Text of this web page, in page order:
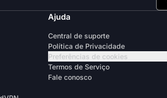
Ajuda
Central de suporte
Política de Privacidade
Preferências de cookies
Termos de Serviço
Fale conosco